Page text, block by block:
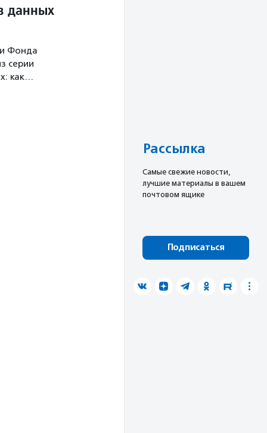
данных
Фонда
серии
как…
Рассылка
Cамые свежие новости,
лучшие материалы в вашем
почтовом ящике
Подписаться